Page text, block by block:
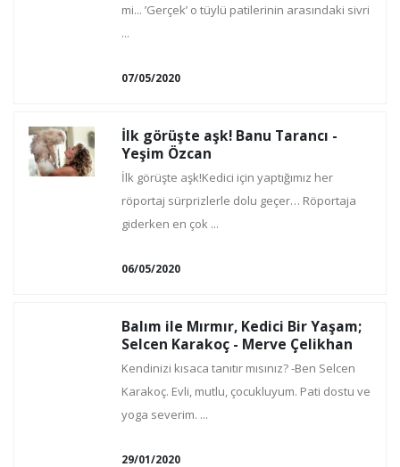
mi... ’Gerçek’ o tüylü patilerinin arasındaki sivri
...
07/05/2020
İlk görüşte aşk! Banu Tarancı -
Yeşim Özcan
İlk görüşte aşk!Kedici için yaptığımız her
röportaj sürprizlerle dolu geçer… Röportaja
giderken en çok ...
06/05/2020
Balım ile Mırmır, Kedici Bir Yaşam;
Selcen Karakoç - Merve Çelikhan
Kendinizi kısaca tanıtır mısınız? -Ben Selcen
Karakoç. Evli, mutlu, çocukluyum. Pati dostu ve
yoga severim. ...
29/01/2020